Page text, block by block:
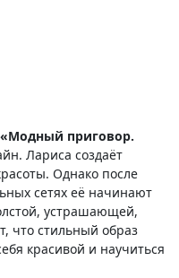
«Модный приговор.
Лариса создаёт
Однако после
сетях её начинают
устрашающей,
что стильный образ
красивой и научиться